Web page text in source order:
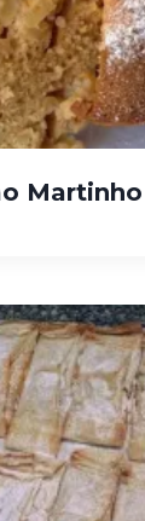
Martinho